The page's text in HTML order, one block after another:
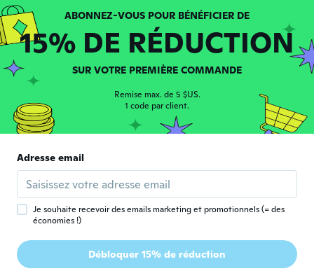
Nice comfy leggings great fit but thought
they would be much thicker
il y a 4 ans
Inscrit depuis 2019 · 309 avis chargements
il y a 4 ans
M Mary
Inscrit depuis 2017 · 14 avis
Marybeth
Inscrit depuis 2020 · 439 avis
15% DE RÉDUCTION
SUR VOTRE PREMIÈRE COMMANDE
Remise max. de 5 $US.
1 code par client.
Adresse email
Je souhaite recevoir des emails marketing et promotionnels (= des
économies !)
Débloquer 15% de réduction